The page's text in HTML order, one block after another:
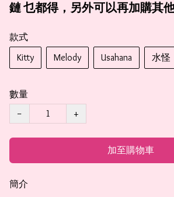
鏈 乜都得，另外可以再加購其
款式
Kitty
Melody Usahana 水怪
數量
−
+
加至購物車
簡介